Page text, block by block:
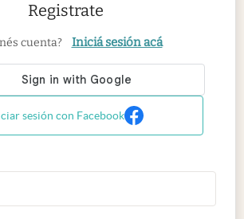
Registrate
cuenta? Iniciá sesión acá
sesión con Facebook